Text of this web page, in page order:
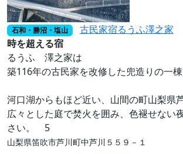
石和・勝沼・塩山
古民家宿るうふ澤之家
時を超える宿
るうふ 澤之家は
築116年の古民家を改修した兜造りの一棟
河口湖からもほど近い、山間の町山梨県
広々とした庭で焚火を囲み、色褪せない
さい。 5
山梨県笛吹市芦川町中芦川５５９－１